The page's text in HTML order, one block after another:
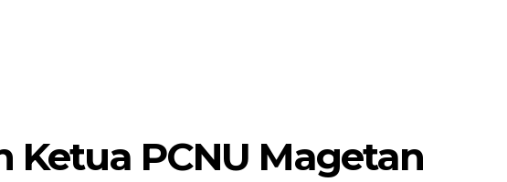
Ketua PCNU Magetan